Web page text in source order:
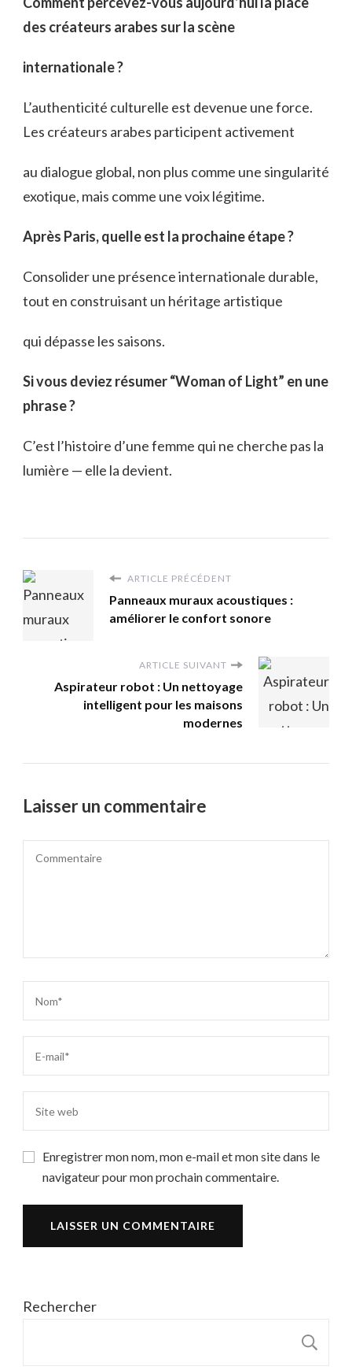
des créateurs arabes sur la scène
internationale ?
L’authenticité culturelle est devenue une force.
Les créateurs arabes participent activement
au dialogue global, non plus comme une singularité
exotique, mais comme une voix légitime.
Après Paris, quelle est la prochaine étape ?
Consolider une présence internationale durable,
tout en construisant un héritage artistique
qui dépasse les saisons.
Si vous deviez résumer “Woman of Light” en une
phrase ?
C’est l’histoire d’une femme qui ne cherche pas la
lumière — elle la devient.
ARTICLE PRÉCÉDENT
Panneaux muraux acoustiques :
améliorer le confort sonore
ARTICLE SUIVANT
Aspirateur robot : Un nettoyage
intelligent pour les maisons
modernes
Laisser un commentaire
Enregistrer mon nom, mon e-mail et mon site dans le
navigateur pour mon prochain commentaire.
Rechercher